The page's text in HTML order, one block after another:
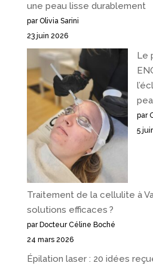
une peau lisse durablement
par Olivia Sarini
23 juin 2026
Le
par
5
Traitement de la cellulite à
solutions efficaces ?
par Docteur Céline Boché
24 mars 2026
Épilation laser : 20 idées